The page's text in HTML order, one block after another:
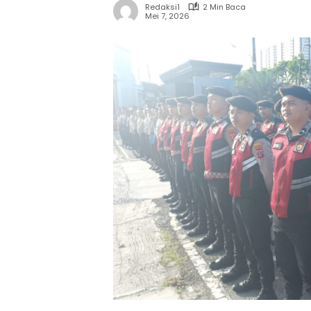
Redaksi1
2 Min Baca
Mei 7, 2026